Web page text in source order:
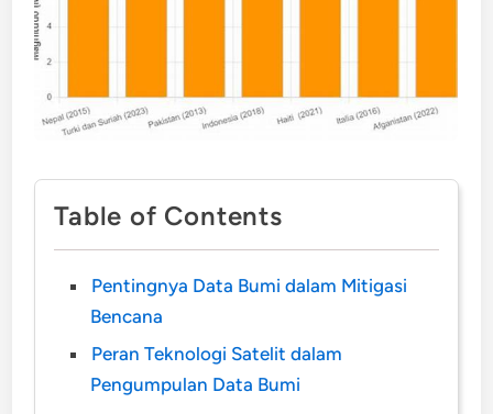
Table of Contents
Pentingnya Data Bumi dalam Mitigasi
Bencana
Peran Teknologi Satelit dalam
Pengumpulan Data Bumi